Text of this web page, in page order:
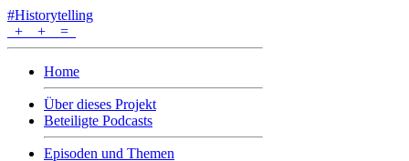
#Historytelling
+
+ =
Home
Über dieses Projekt
Beteiligte Podcasts
Episoden und Themen